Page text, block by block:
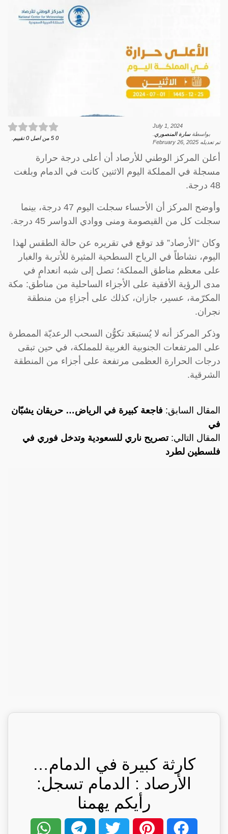
July 1, 2024
بواسطةسارة المنصوري
تم تعديله February 26, 2025
0
5 من اصل 0 تقييم.
أعلن المركز الوطني للأرصاد أن أعلى درجة حرارة
مسجلة في المملكة اليوم الاثنين كانت في الدمام وبلغت
48 درجة.
وأوضح المركز أن الأحساء سجلت اليوم 47 درجة، بينما
سجلت كل من القيصومة ومنى ووادي الدواسر 45 درجة.
وكان “الأرصاد” قد توقع في تقريره عن حالة الطقس لهذا
اليوم، نشاطاً في الرياح السطحية المثيرة للأتربة والغبار
على معظم مناطق المملكة؛ تصل إلى شبه انعدامٍ في
مدى الرؤية الأفقية على الأجزاء الساحلية من مناطق: مكة
المكرّمة، عسير، جازان، كذلك على أجزاءٍ من منطقة
نجران.
وذكر المركز أنه لا يُستبعَد تكوُّن السحب الرعديّة الممطرة
على المرتفعات الجنوبية الغربية للمملكة، في حين تبقى
درجات الحرارة العظمى مرتفعة على أجزاء من المنطقة
الشرقية.
المقال السابق: فاجعة كبيرة في الرياض… حريقان يشبّان
في
المقال التالي:تصريح ناري للسعودية وتدخل فوري في
فلسطين لطرد
كارثة كبيرة في الدمام…
الأرصاد : الدمام تسجل:
رأيكم يهمنا